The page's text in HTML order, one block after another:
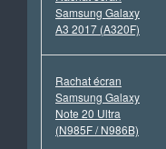
Samsung Galaxy
A3 2017 (A320F)
Rachat écran
Samsung Galaxy
Note 20 Ultra
(N985F / N986B)